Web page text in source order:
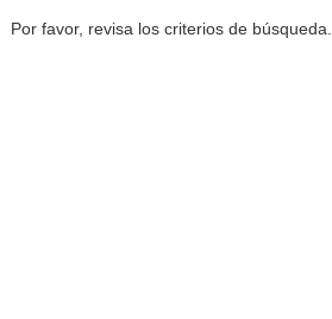
Por favor, revisa los criterios de búsqueda.